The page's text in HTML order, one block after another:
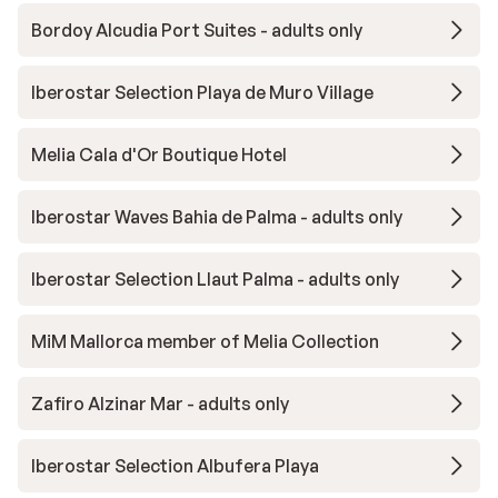
Bordoy Alcudia Port Suites - adults only
Iberostar Selection Playa de Muro Village
Melia Cala d'Or Boutique Hotel
Iberostar Waves Bahia de Palma - adults only
Iberostar Selection Llaut Palma - adults only
MiM Mallorca member of Melia Collection
Zafiro Alzinar Mar - adults only
Iberostar Selection Albufera Playa